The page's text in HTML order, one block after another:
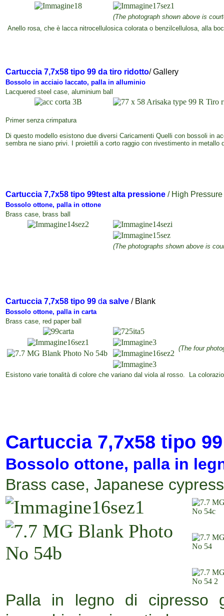
(The photograph shown above is
Anello rosa, che è lacca nitrocellulosica colorata o benzilcellulosa, alla
Cartuccia 7,7x58 tipo 99 da tiro ridotto/ Gallery
Bossolo in acciaio laccato, palla in alluminio
Lacquered steel case, aluminium ball
Primer senza crimpatura
Di questo modello esistono due diversi Caricamenti Quelli con bossoli in
sembra ne siano privi. I proiettili a corto raggio con rivestimento in
Cartuccia 7,7x58 tipo 99test alta pressione / High Pressure
Bossolo ottone, palla in ottone
Brass case, brass ball
(The photographs shown above is
Cartuccia 7,7x58 tipo 99 da salve / Blank
Bossolo ottone, palla in carta
Brass case, red paper ball
(The four
Esistono varie tonalità di colore che variano dal viola al rosso. La
Cartuccia 7,7x58 tipo
Bossolo ottone, palla in
Brass case, Japanese
Palla in legno di cipresso